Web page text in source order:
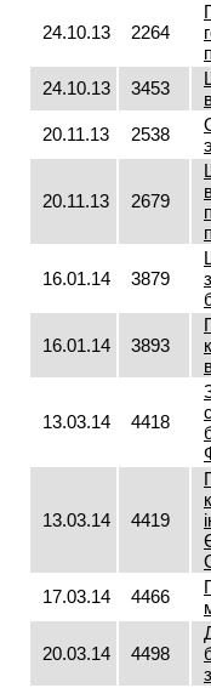
24.10.13 2264
24.10.13 3453
20.11.13 2538
20.11.13 2679
16.01.14 3879
16.01.14 3893
13.03.14 4418
13.03.14 4419
17.03.14 4466
20.03.14 4498